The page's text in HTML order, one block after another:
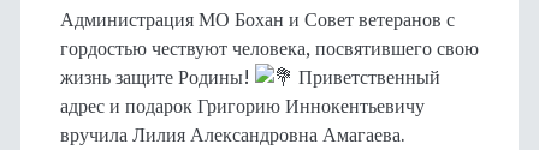
Администрация МО Бохан и Совет ветеранов с
гордостью чествуют человека, посвятившего свою
жизнь защите Родины!
Приветственный
адрес и подарок Григорию Иннокентьевичу
вручила Лилия Александровна Амагаева.